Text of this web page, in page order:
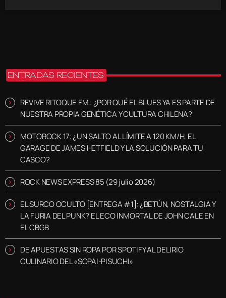
ENTRADAS RECIENTES
REVIVE RITOQUE FM : ¿POR QUÉ EL BLUES YA ES PARTE DE
NUESTRA PROPIA GENÉTICA Y CULTURA CHILENA?
MOTOROCK 17: ¿UN SALTO AL LÍMITE A 120 KM/H, EL
GARAGE DE JAMES HETFIELD Y LA SOLUCIÓN PARA TU
CASCO?
ROCK NEWS EXPRESS 85 (29 julio 2026)
EL SURCO OCULTO [ENTREGA #1]: ¿BETÚN, NOSTALGIA Y
LA FURIA DEL PUNK? EL ECO INMORTAL DE JOHN CALE EN
EL CBGB
DE APUESTAS SIN ROPA POR SPOTIFY AL DELIRIO
CULINARIO DEL «SOPAI-PISUCHI»